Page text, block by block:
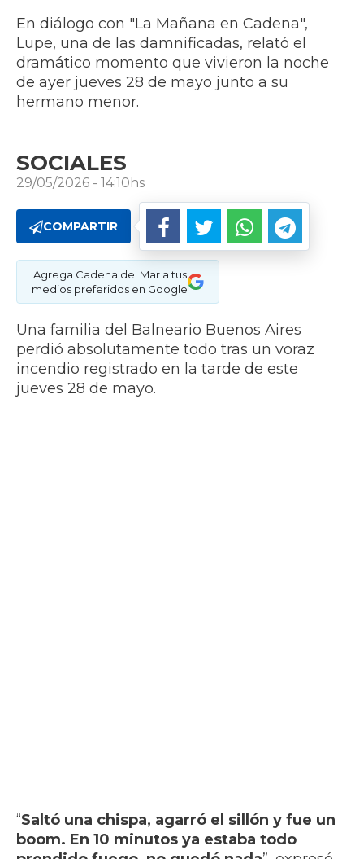
En diálogo con "La Mañana en Cadena",
Lupe, una de las damnificadas, relató el
dramático momento que vivieron la noche
de ayer jueves 28 de mayo junto a su
hermano menor.
SOCIALES
29/05/2026 - 14:10hs
COMPARTIR
Agrega Cadena del Mar a tus
medios preferidos en Google
Una familia del Balneario Buenos Aires
perdió absolutamente todo tras un voraz
incendio registrado en la tarde de este
jueves 28 de mayo.
“Saltó una chispa, agarró el sillón y fue un
boom. En 10 minutos ya estaba todo